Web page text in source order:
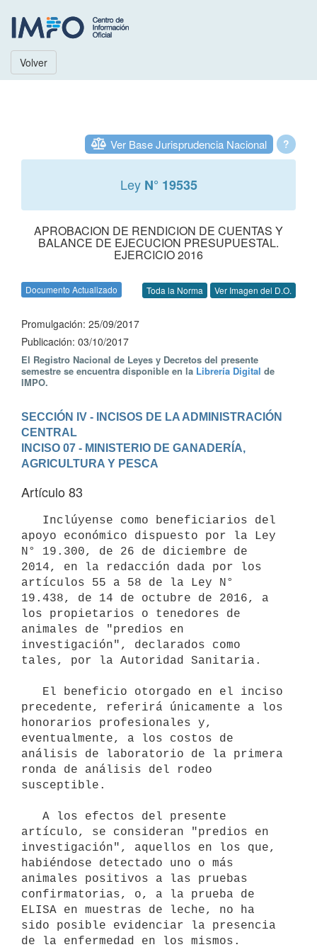
Volver
?
Ver Base Jurisprudencia Nacional
Ley N° 19535
APROBACION DE RENDICION DE CUENTAS Y
BALANCE DE EJECUCION PRESUPUESTAL.
EJERCICIO 2016
Documento Actualizado Toda la Norma Ver Imagen del D.O.
Promulgación: 25/09/2017
Publicación: 03/10/2017
El Registro Nacional de Leyes y Decretos del presente
semestre se encuentra disponible en la Librería Digital de
IMPO.
SECCIÓN IV - INCISOS DE LA ADMINISTRACIÓN
CENTRAL
INCISO 07 - MINISTERIO DE GANADERÍA,
AGRICULTURA Y PESCA
Artículo 83
apoyo económico dispuesto por la Ley
N° 19.300, de 26 de diciembre de
2014, en la redacción dada por los
artículos 55 a 58 de la Ley N°
19.438, de 14 de octubre de 2016, a
los propietarios o tenedores de
animales de "predios en
investigación", declarados como
tales, por la Autoridad Sanitaria.
precedente, referirá únicamente a los
honorarios profesionales y,
eventualmente, a los costos de
análisis de laboratorio de la primera
ronda de análisis del rodeo
susceptible.
artículo, se consideran "predios en
investigación", aquellos en los que,
habiéndose detectado uno o más
animales positivos a las pruebas
confirmatorias, o, a la prueba de
ELISA en muestras de leche, no ha
sido posible evidenciar la presencia